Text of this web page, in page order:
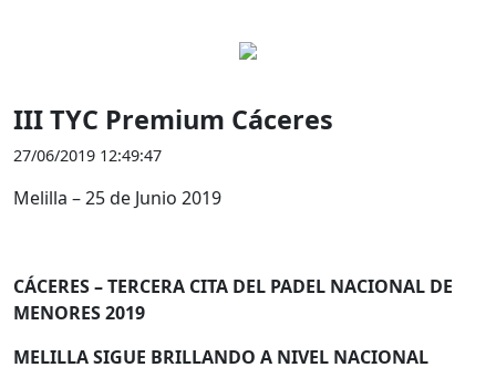
III TYC Premium Cáceres
27/06/2019 12:49:47
Melilla – 25 de Junio 2019
CÁCERES – TERCERA CITA DEL PADEL NACIONAL DE
MENORES 2019
MELILLA SIGUE BRILLANDO A NIVEL NACIONAL